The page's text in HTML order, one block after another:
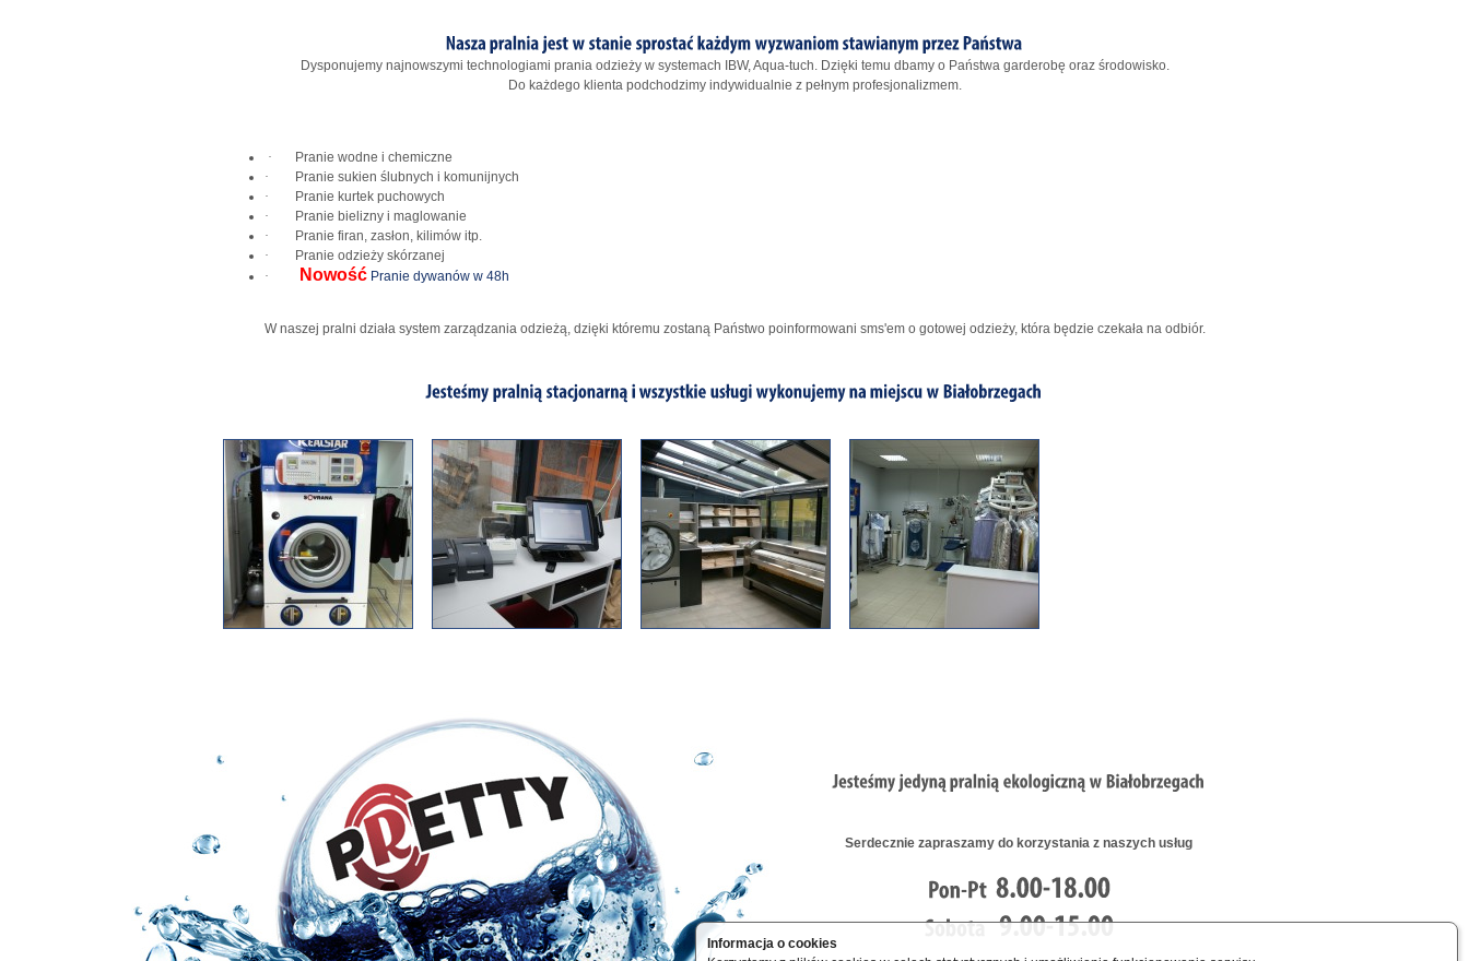
Informacja o cookies
Dysponujemy najnowszymi technologiami prania odzieży w systemach IBW, Aqua-tuch. Dzięki temu dbamy o Państwa garderobę oraz środowisko.
Do każdego klienta podchodzimy indywidualnie z pełnym profesjonalizmem.
·
Pranie wodne i chemiczne
·
Pranie sukien ślubnych i komunijnych
·
Pranie kurtek puchowych
·
Pranie bielizny i maglowanie
·
Pranie firan, zasłon, kilimów itp.
·
Pranie odzieży skórzanej
·
Nowość Pranie dywanów w 48h
W naszej pralni działa system zarządzania odzieżą, dzięki któremu zostaną Państwo poinformowani sms'em o gotowej odzieży, która będzie czekała na odbiór.
Serdecznie zapraszamy do korzystania z naszych usług